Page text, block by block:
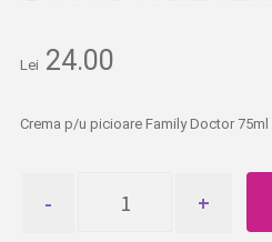
Lei 24.00
Crema p/u picioare Family Doctor
Crema